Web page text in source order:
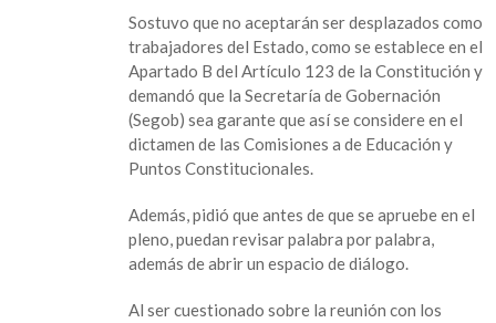
Sostuvo que no aceptarán ser desplazados como
trabajadores del Estado, como se establece en el
Apartado B del Artículo 123 de la Constitución y
demandó que la Secretaría de Gobernación
(Segob) sea garante que así se considere en el
dictamen de las Comisiones a de Educación y
Puntos Constitucionales.
Además, pidió que antes de que se apruebe en el
pleno, puedan revisar palabra por palabra,
además de abrir un espacio de diálogo.
Al ser cuestionado sobre la reunión con los